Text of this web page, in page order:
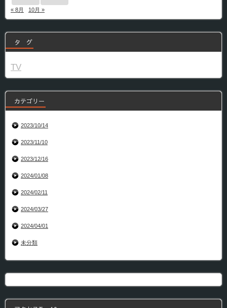
« 8月 10月 »
タ グ
TV
カテゴリー
2023/10/14
2023/11/10
2023/12/16
2024/01/08
2024/02/11
2024/03/27
2024/04/01
未分類